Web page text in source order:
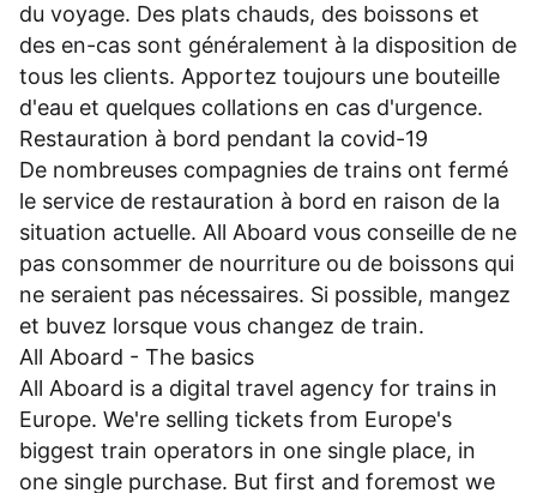
du voyage. Des plats chauds, des boissons et
des en-cas sont généralement à la disposition de
tous les clients. Apportez toujours une bouteille
d'eau et quelques collations en cas d'urgence.
Restauration à bord pendant la covid-19
De nombreuses compagnies de trains ont fermé
le service de restauration à bord en raison de la
situation actuelle. All Aboard vous conseille de ne
pas consommer de nourriture ou de boissons qui
ne seraient pas nécessaires. Si possible, mangez
et buvez lorsque vous changez de train.
All Aboard - The basics
All Aboard is a digital travel agency for trains in
Europe. We're selling tickets from Europe's
biggest train operators in one single place, in
one single purchase. But first and foremost we